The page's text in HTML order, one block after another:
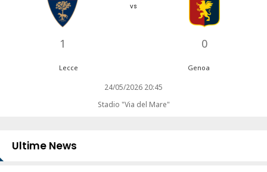
1
vs
0
Lecce Genoa
24/05/2026 20:45
Stadio "Via del Mare"
Ultime News